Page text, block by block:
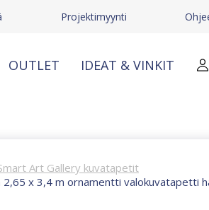
Projektimyynti
OUTLET IDEAT & VINKIT
Art Gallery kuvatapetit
2,65 x 3,4 m ornamentti valokuvatapetti